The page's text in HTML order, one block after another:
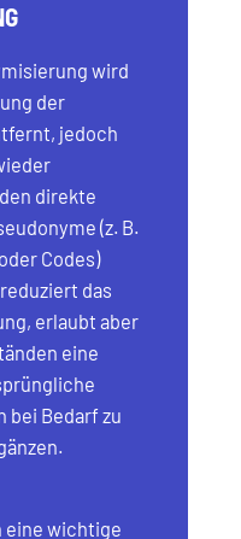
wird
der
jedoch
direkte
(z. B.
Codes)
das
erlaubt aber
eine
bei Bedarf zu
eine wichtige